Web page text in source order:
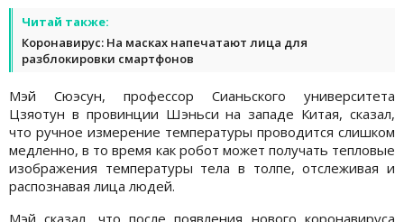
Читай также:
Коронавирус: На масках напечатают лица для
разблокировки смартфонов
Мэй Сюэсун, профессор Сианьского университета
Цзяотун в провинции Шэньси на западе Китая, сказал,
что ручное измерение температуры проводится слишком
медленно, в то время как робот может получать тепловые
изображения температуры тела в толпе, отслеживая и
распознавая лица людей.
Мэй сказал, что после появления нового коронавируса